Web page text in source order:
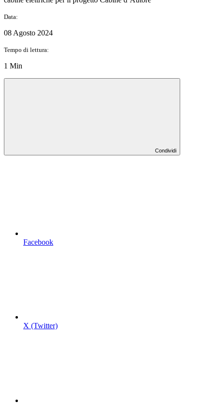
Data:
08 Agosto 2024
Tempo di lettura:
1 Min
Condividi
Facebook
X (Twitter)